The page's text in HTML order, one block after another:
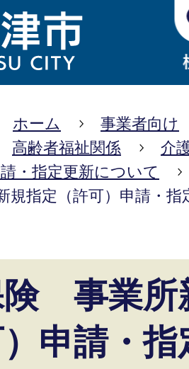
ホーム
事業者向け
高齢者福祉関係
介
・指定更新について
指定（許可）申請・指
険 事業所
）申請・